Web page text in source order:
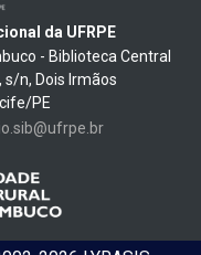
da UFRPE
- Biblioteca Central
s/n, Dois Irmãos
PE